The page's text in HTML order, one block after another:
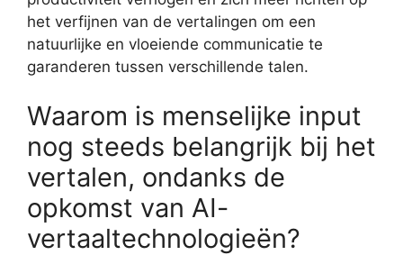
het verfijnen van de vertalingen om een
natuurlijke en vloeiende communicatie te
garanderen tussen verschillende talen.
Waarom is menselijke input
nog steeds belangrijk bij het
vertalen, ondanks de
opkomst van AI-
vertaaltechnologieën?